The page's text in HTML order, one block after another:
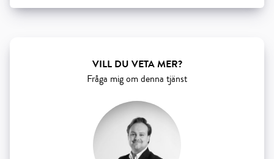
VILL DU VETA MER?
Fråga mig om denna tjänst